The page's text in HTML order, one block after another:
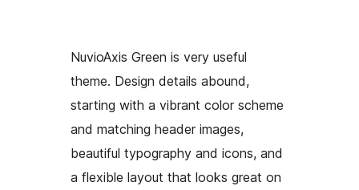
NuvioAxis Green is very useful
theme. Design details abound,
starting with a vibrant color scheme
and matching header images,
beautiful typography and icons, and
a flexible layout that looks great on